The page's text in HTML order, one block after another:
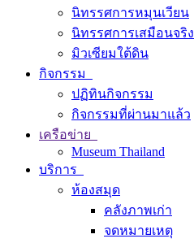
นิทรรศการหมุนเวียน
นิทรรศการเสมือนจริง
มิวเซียมใต้ดิน
กิจกรรม
ปฏิทินกิจกรรม
กิจกรรมที่ผ่านมาแล้ว
เครือข่าย
Museum Thailand
บริการ
ห้องสมุด
คลังภาพเก่า
จดหมายเหตุ